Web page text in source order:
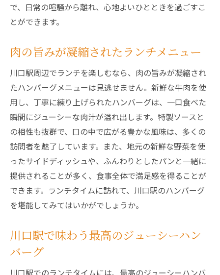
で、日常の喧騒から離れ、心地よいひとときを過ごすこ
とができます。
肉の旨みが凝縮されたランチメニュー
川口駅周辺でランチを楽しむなら、肉の旨みが凝縮され
たハンバーグメニューは見逃せません。新鮮な牛肉を使
用し、丁寧に練り上げられたハンバーグは、一口食べた
瞬間にジューシーな肉汁が溢れ出します。特製ソースと
の相性も抜群で、口の中で広がる豊かな風味は、多くの
訪問者を魅了しています。また、地元の新鮮な野菜を使
ったサイドディッシュや、ふんわりとしたパンと一緒に
提供されることが多く、食事全体で満足感を得ることが
できます。ランチタイムに訪れて、川口駅のハンバーグ
を堪能してみてはいかがでしょうか。
川口駅で味わう最高のジューシーハン
バーグ
川口駅でのランチタイムには、最高のジューシーハンバ